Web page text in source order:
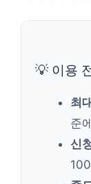
💡 이용
최
준
신